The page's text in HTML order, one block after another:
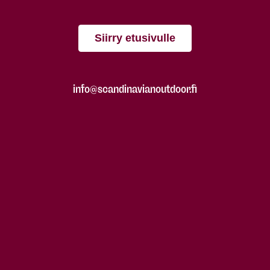
Siirry etusivulle
info@scandinavianoutdoor.fi